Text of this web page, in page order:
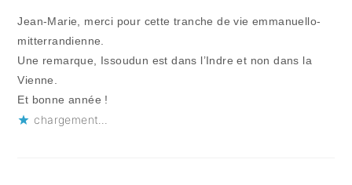
Jean-Marie, merci pour cette tranche de vie emmanuello-
mitterrandienne.
Une remarque, Issoudun est dans l’Indre et non dans la
Vienne.
Et bonne année !
chargement…